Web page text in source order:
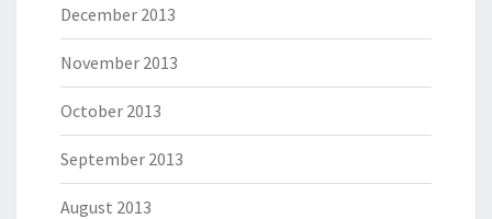
December 2013
November 2013
October 2013
September 2013
August 2013